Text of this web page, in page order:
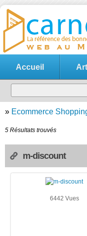
Accueil
» Ecommerce
5 Résultats trouvés
m-discount
6442 Vues